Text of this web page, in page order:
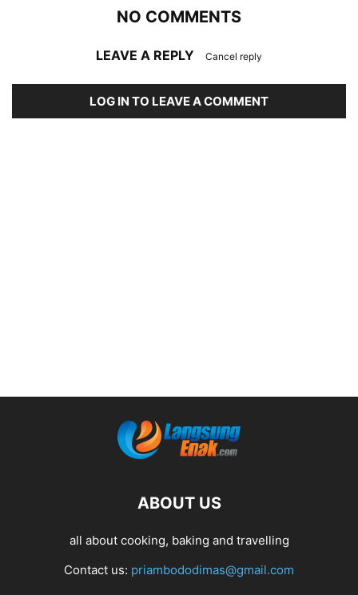
NO COMMENTS
LEAVE A REPLY Cancel reply
LOG IN TO LEAVE A COMMENT
ABOUT US
all about cooking, baking and travelling
Contact us: priambododimas@gmail.com